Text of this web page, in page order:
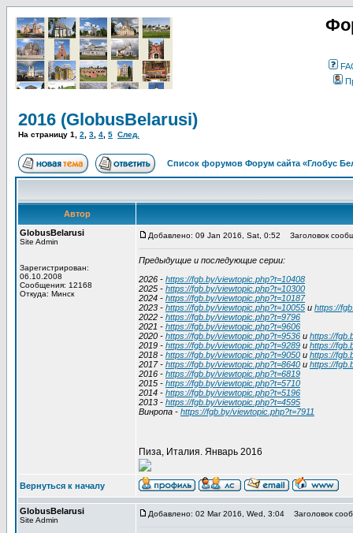
2016 (GlobusBelarusi)
На страницу 1 2 3 4 5 След.
Список форумов Форум сайта «Глобус
Автор
GlobusBelarusi
Site Admin
Зарегистрирован:
06.10.2008
Сообщения: 12168
Откуда: Минск
Добавлено: 09 Jan 2016, Sat, 0:52 Заголовок
Предыдущие и последующие серии:
2026 - https://fgb.by/viewtopic.php?t=10408
2025 - https://fgb.by/viewtopic.php?t=10300
2024 - https://fgb.by/viewtopic.php?t=10187
2023 - https://fgb.by/viewtopic.php?t=10055 и https://
2022 - https://fgb.by/viewtopic.php?t=9796
2021 - https://fgb.by/viewtopic.php?t=9606
2020 - https://fgb.by/viewtopic.php?t=9536 и https://
2019 - https://fgb.by/viewtopic.php?t=9289 и https://
2018 - https://fgb.by/viewtopic.php?t=9050 и https://
2017 - https://fgb.by/viewtopic.php?t=8640 и https://
2016 - https://fgb.by/viewtopic.php?t=6819
2015 - https://fgb.by/viewtopic.php?t=5710
2014 - https://fgb.by/viewtopic.php?t=5196
2013 - https://fgb.by/viewtopic.php?t=4595
Винропа - https://fgb.by/viewtopic.php?t=7911
Пиза, Италия. Январь 2016
Вернуться к началу
GlobusBelarusi
Site Admin
Добавлено: 02 Mar 2016, Wed, 3:04 Заголовок